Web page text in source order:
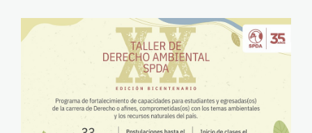
TDA 2021 flyers
DIGITAL-TW (1)